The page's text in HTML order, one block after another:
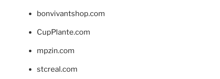
bonvivantshop.com
CupPlante.com
mpzin.com
stcreal.com